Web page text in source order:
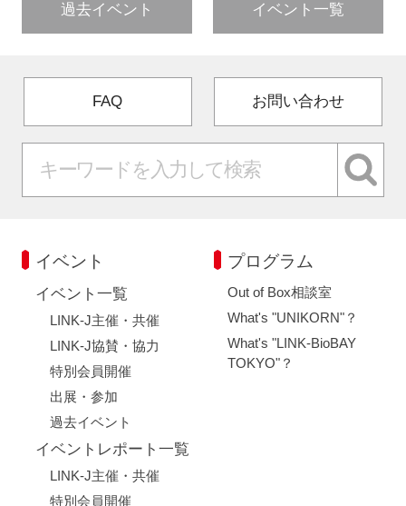
過去イベント イベント一覧
FAQ お問い合わせ
イベント
イベント一覧
LINK-J主催・共催
LINK-J協賛・協力
特別会員開催
出展・参加
過去イベント
イベントレポート一覧
LINK-J主催・共催
特別会員開催
プログラム
Out of Box相談室
What's "UNIKORN"？
What's "LINK-BioBAY
TOKYO"？